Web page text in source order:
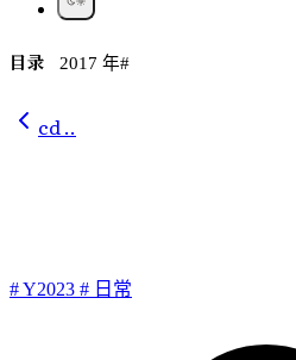
目录 2017 年#
cd ..
#Y2023 # 日常